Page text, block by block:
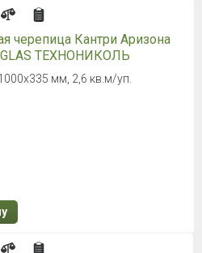
черепица Кантри Аризона
ТЕХНОНИКОЛЬ
мм, 2,6 кв.м/уп.